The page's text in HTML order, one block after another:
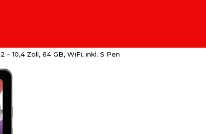
10,4 Zoll, 64 GB, WiFi, inkl. S Pen